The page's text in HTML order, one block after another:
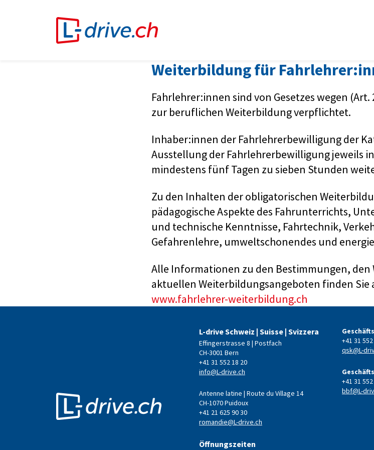
Weiterbildung für
Fahrlehrer:innen sind von Gesetzes wegen
zur beruflichen Weiterbildung verpflichtet.
Inhaber:innen der Fahrlehrerbewilligung der
Ausstellung der Fahrlehrerbewilligung jeweils
mindestens fünf Tagen zu sieben Stunden
Zu den Inhalten der obligatorischen
pädagogische Aspekte des Fahrunterrichts,
und technische Kenntnisse, Fahrtechnik,
Gefahrenlehre, umweltschonendes und
Alle Informationen zu den Bestimmungen,
aktuellen Weiterbildungsangeboten finden Sie
www.fahrlehrer-weiterbildung.ch
L-drive Schweiz | Suisse | Svizzera
Effingerstrasse 8 | Postfach
CH-3001 Bern
+41 31 552 18 20
info@L-drive.ch
Antenne latine | Route du Village 14
CH-1070 Puidoux
+41 21 625 90 30
romandie@L-drive.ch
Öffnungszeiten
+41 31
qsk@L-
+41 31
bbf@L-